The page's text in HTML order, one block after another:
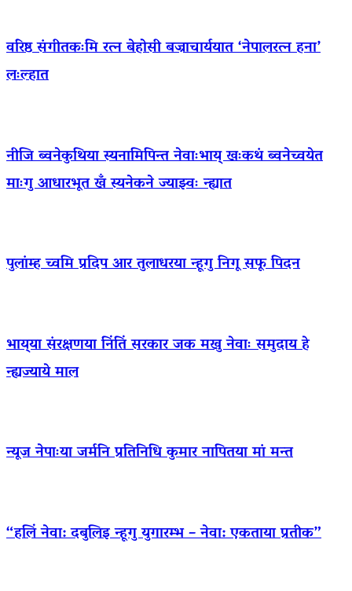
वरिष्ठ संगीतकःमि रत्न बेहोसी बज्राचार्ययात ‘नेपालरत्न हना’
लःल्हात
नीजि ब्वनेकुथिया स्यनामिपिन्त नेवाःभाय् खःकथं ब्वनेच्वयेत
माःगु आधारभूत खँ स्यनेकने ज्याझ्वः न्ह्यात
पुलांम्ह च्वमि प्रदिप आर तुलाधरया न्हूगु निगू सफू पिदन
भाय्‌या संरक्षणया निंतिं सरकार जक मखु नेवाः समुदाय हे
न्ह्यज्याये माल
न्यूज नेपाःया जर्मनि प्रतिनिधि कुमार नापितया मां मन्त
“हलिं नेवा: दबुलिइ न्हूगु युगारम्भ – नेवा: एकताया प्रतीक”